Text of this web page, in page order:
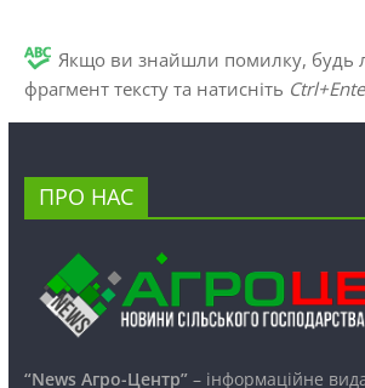
Якщо ви знайшли помилку, будь
фрагмент тексту та натисніть
ПРО НАС
“News Агро-Центр”– інформаційне